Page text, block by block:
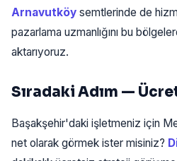
Arnavutköy semtlerinde de
pazarlama uzmanlığını bu
aktarıyoruz.
Sıradaki Adım —
Başakşehir'daki işletmeniz için
net olarak görmek ister misiniz?